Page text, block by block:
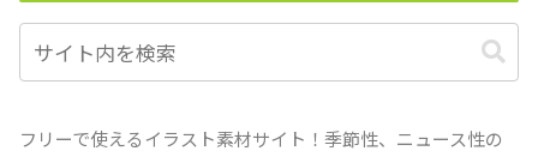
フリーで使えるイラスト素材サイト！季節性、ニュース性の